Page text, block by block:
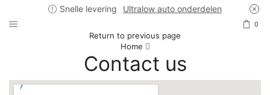
Snelle levering Ultralow auto onderdelen
0
Return to previous page
Home
Contact us